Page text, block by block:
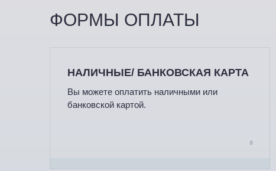
ФОРМЫ ОПЛАТЫ
НАЛИЧНЫЕ/ БАНКОВСКАЯ КАРТА
Вы можете оплатить наличными или
банковской картой.